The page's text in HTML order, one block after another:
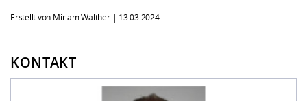
Erstellt von Miriam Walther | 13.03.2024
KONTAKT